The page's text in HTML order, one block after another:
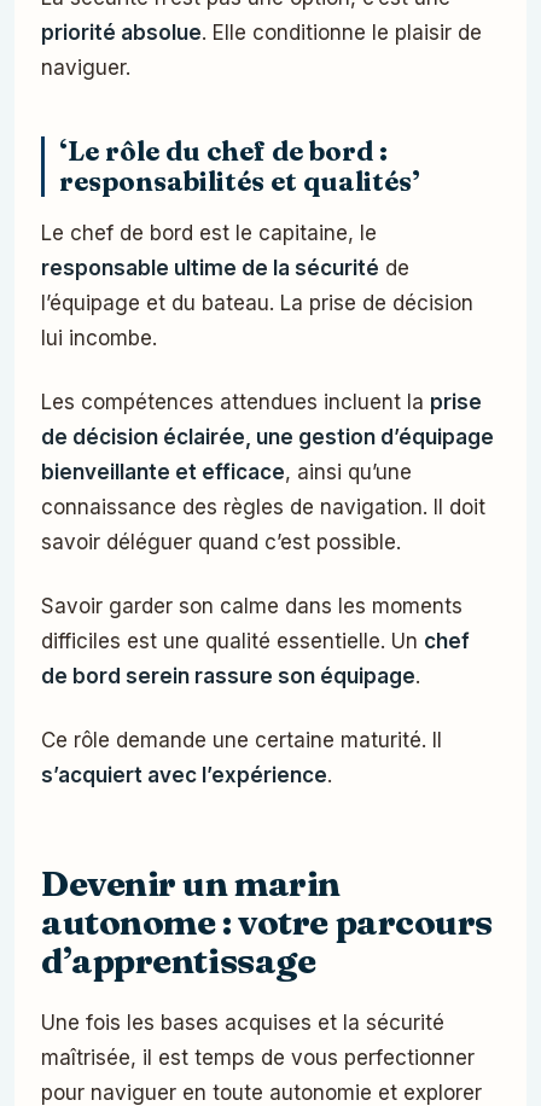
priorité absolue. Elle conditionne le plaisir de
naviguer.
‘Le rôle du chef de bord :
responsabilités et qualités’
Le chef de bord est le capitaine, le
responsable ultime de la sécurité de
l’équipage et du bateau. La prise de décision
lui incombe.
Les compétences attendues incluent la prise
de décision éclairée, une gestion d’équipage
bienveillante et efficace, ainsi qu’une
connaissance des règles de navigation. Il doit
savoir déléguer quand c’est possible.
Savoir garder son calme dans les moments
difficiles est une qualité essentielle. Un chef
de bord serein rassure son équipage.
Ce rôle demande une certaine maturité. Il
s’acquiert avec l’expérience.
Devenir un marin
autonome : votre parcours
d’apprentissage
Une fois les bases acquises et la sécurité
maîtrisée, il est temps de vous perfectionner
pour naviguer en toute autonomie et explorer